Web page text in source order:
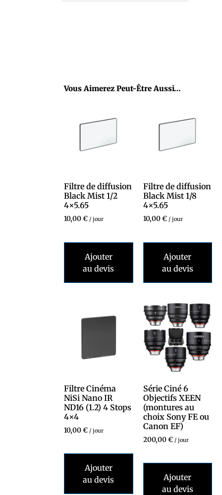
Vous Aimerez Peut-Être Aussi…
Filtre de diffusion
Black Mist 1/2
4×5.65
10,00€ / jour
Ajouter
au devis
Filtre de diffusion
Black Mist 1/8
4×5.65
10,00€ / jour
Ajouter
au devis
Filtre Cinéma
NiSi Nano IR
ND16 (1.2) 4 Stops
4×4
10,00€ / jour
Ajouter
au devis
Série Ciné 6
Objectifs XEEN
(montures au
choix Sony FE ou
Canon EF)
200,00€ / jour
Ajouter
au devis